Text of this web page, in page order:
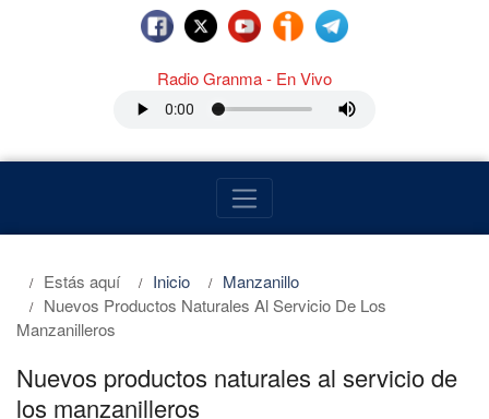
Radio Granma - En Vivo
Estás aquí Inicio
Manzanillo
Nuevos Productos Naturales Al Servicio De Los
Manzanilleros
Nuevos productos naturales al servicio de
los manzanilleros